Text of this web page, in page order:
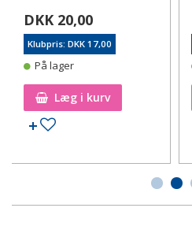
DKK 20,00
Klubpris: DKK 17,00
På lager
Læg i kurv
Tilføj til ønskeseddel